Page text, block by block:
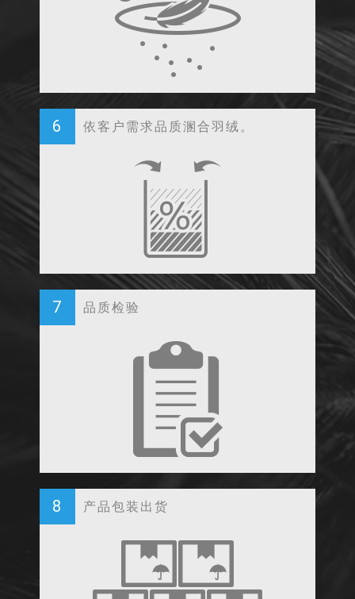
6 依客户需求品质溷合羽绒。
7 品质检验
8 产品包装出货